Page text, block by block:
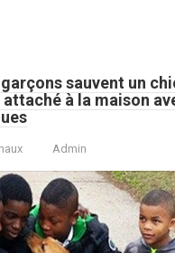
sauvent un
à la maison
Admin